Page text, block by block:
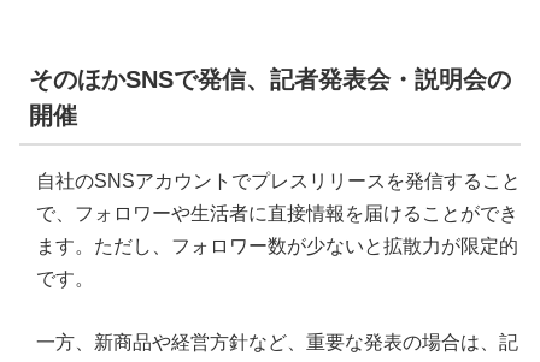
そのほかSNSで発信、記者発表会・説明会の
開催
自社のSNSアカウントでプレスリリースを発信すること
で、フォロワーや生活者に直接情報を届けることができ
ます。ただし、フォロワー数が少ないと拡散力が限定的
です。
一方、新商品や経営方針など、重要な発表の場合は、記